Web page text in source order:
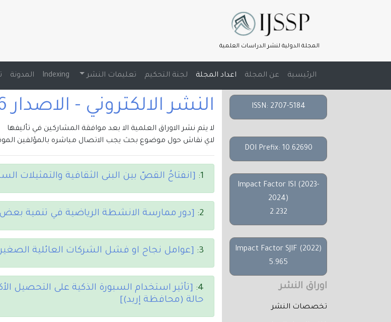
المجلة الدولية لنشر الدراسات العلمية
الرئيسية عن المجلة اعداد المجلة لجنة التحكيم تعليمات النشر Indexing المدونة
ISSN: 2707-5184
DOI Prefix: 10.62690
Impact Factor ISI (2023-
2024)
2.232
Impact Factor SJIF (2022)
5.965
اوراق النشر
تخصصات النشر
النشر الالكتروني - الاصدار 6 - العدد 3 , 2020
لا يتم نشر الاوراق العلمية الا بعد موافقة المشاركين في تأليفها
لاي نقاش حول موضوع بحث يجب الاتصال مباشره بالمؤلفين
1: [انفتاحُ القصّ بين البنى الثقافية والتمثيلات
2: [دور ممارسة الانشطة الرياضية في تنمية بعض
3: [عوامل نجاح او فشل الشركات العائلية
4:
[تأثير استخدام السبورة الذكية على التحصيل
حالة (محافظة إربد)]